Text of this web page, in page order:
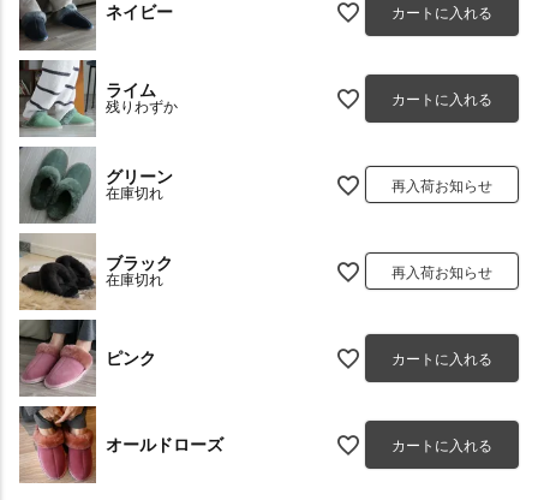
ネイビー カートに入れる
ライム
残りわずか カートに入れる
グリーン
在庫切れ 再入荷お知らせ
ブラック
在庫切れ 再入荷お知らせ
ピンク カートに入れる
オールドローズ カートに入れる